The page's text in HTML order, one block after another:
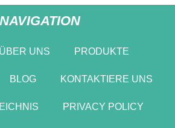
NAVIGATION
ÜBER UNS PRODUKTE
BLOG KONTAKTIERE UNS
PRIVACY POLICY